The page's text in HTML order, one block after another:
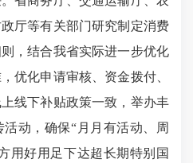
厅等有关部门研究制定消费
，结合我省实际进一步优化
优化申请审核、资金拨付、
线下补贴政策一致，举办丰
动，确保“月月有活动、周
用好用足下达超长期特别国